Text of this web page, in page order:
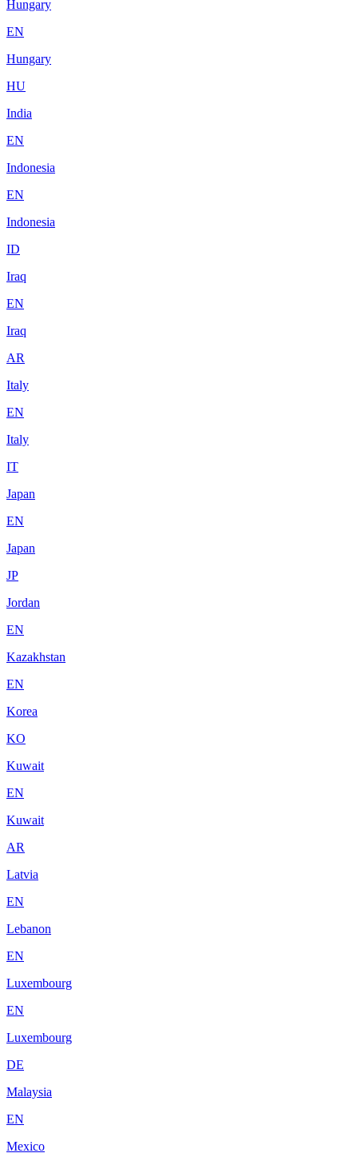
Hungary
EN
Hungary
HU
India
EN
Indonesia
EN
Indonesia
ID
Iraq
EN
Iraq
AR
Italy
EN
Italy
IT
Japan
EN
Japan
JP
Jordan
EN
Kazakhstan
EN
Korea
KO
Kuwait
EN
Kuwait
AR
Latvia
EN
Lebanon
EN
Luxembourg
EN
Luxembourg
DE
Malaysia
EN
Mexico